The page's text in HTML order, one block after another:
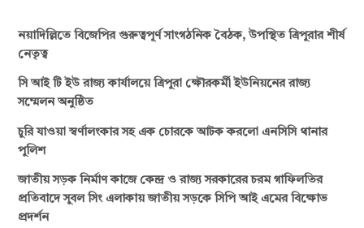
নয়াদিল্লিতে বিজেপির গুরুত্বপূর্ণ সাংগঠনিক বৈঠক, উপস্থিত ত্রিপুরার শীর্ষ
নেতৃত্ব
সি আই টি ইউ রাজ্য কার্যালয়ে ত্রিপুরা ক্ষৌরকর্মী ইউনিয়নের রাজ্য
সম্মেলন অনুষ্ঠিত
চুরি যাওয়া স্বর্ণালংকার সহ এক চোরকে আটক করলো এনসিসি থানার
পুলিশ
জাতীয় সড়ক নির্মাণ কাজে কেন্দ্র ও রাজ্য সরকারের চরম গাফিলতির
প্রতিবাদে সুবল সিং এলাকায় জাতীয় সড়কে সিপি আই এমের বিক্ষোভ
প্রদর্শন